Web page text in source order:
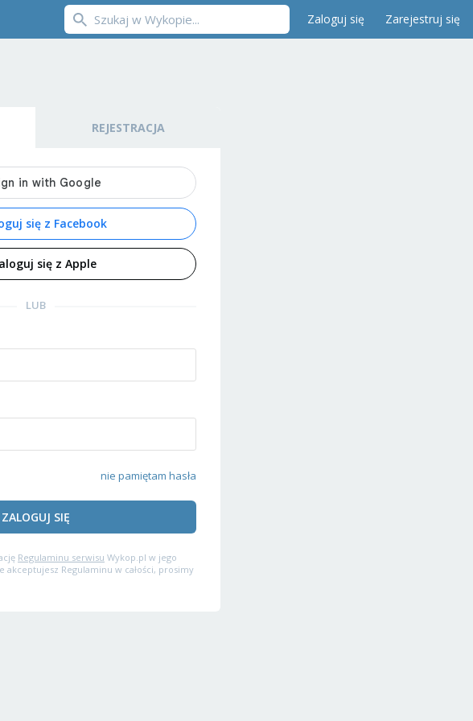
Zaloguj się Zarejestruj się
REJESTRACJA
się z Facebook
się z Apple
LUB
nie pamiętam hasła
ZALOGUJ SIĘ
Regulaminu serwisu Wykop.pl w jego
akceptujesz Regulaminu w całości, prosimy